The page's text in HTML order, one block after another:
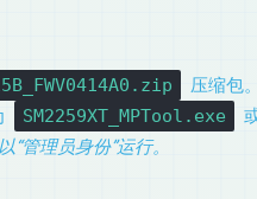
压缩包。
SM2259XT_MPTool.exe
管理员身份”运行。